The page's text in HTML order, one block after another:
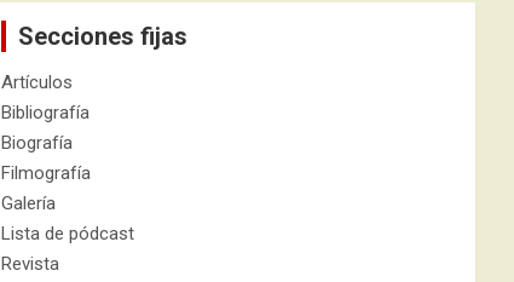
Secciones fijas
Artículos
Bibliografía
Biografía
Filmografía
Galería
Lista de pódcast
Revista